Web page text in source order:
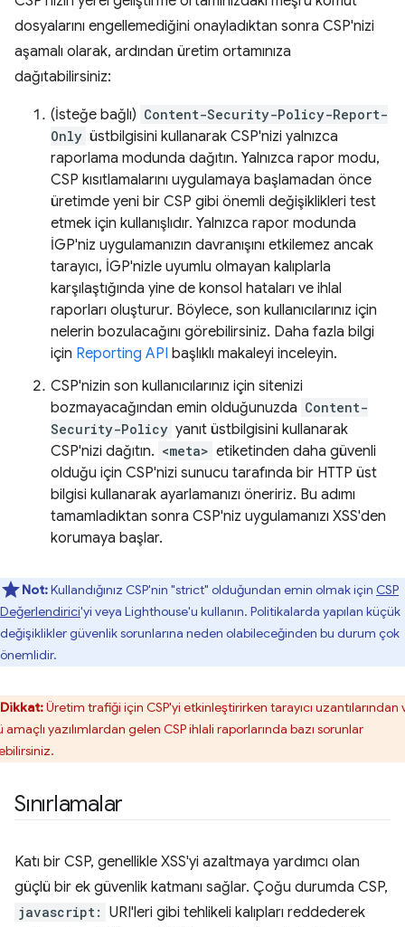
dosyalarını engellemediğini onayladıktan sonra CSP'nizi
aşamalı olarak, ardından üretim ortamınıza
dağıtabilirsiniz:
(İsteğe bağlı) Content-Security-Policy-Report-
Only üstbilgisini kullanarak CSP'nizi yalnızca
raporlama modunda dağıtın. Yalnızca rapor modu,
CSP kısıtlamalarını uygulamaya başlamadan önce
üretimde yeni bir CSP gibi önemli değişiklikleri test
etmek için kullanışlıdır. Yalnızca rapor modunda
İGP'niz uygulamanızın davranışını etkilemez ancak
tarayıcı, İGP'nizle uyumlu olmayan kalıplarla
karşılaştığında yine de konsol hataları ve ihlal
raporları oluşturur. Böylece, son kullanıcılarınız için
nelerin bozulacağını görebilirsiniz. Daha fazla bilgi
için Reporting API başlıklı makaleyi inceleyin.
CSP'nizin son kullanıcılarınız için sitenizi
bozmayacağından emin olduğunuzda Content-
Security-Policy yanıt üstbilgisini kullanarak
CSP'nizi dağıtın. <meta> etiketinden daha güvenli
olduğu için CSP'nizi sunucu tarafında bir HTTP üst
bilgisi kullanarak ayarlamanızı öneririz. Bu adımı
tamamladıktan sonra CSP'niz uygulamanızı XSS'den
korumaya başlar.
Not:Kullandığınız CSP'nin "strict" olduğundan emin olmak için CSP
Değerlendirici'yi veya Lighthouse'u kullanın. Politikalarda yapılan küçük
değişiklikler güvenlik sorunlarına neden olabileceğinden bu durum çok
önemlidir.
Dikkat:Üretim trafiği için CSP'yi etkinleştirirken tarayıcı uzantılarından
amaçlı yazılımlardan gelen CSP ihlali raporlarında bazı sorunlar
Sınırlamalar
Katı bir CSP, genellikle XSS'yi azaltmaya yardımcı olan
güçlü bir ek güvenlik katmanı sağlar. Çoğu durumda CSP,
javascript: URI'leri gibi tehlikeli kalıpları reddederek